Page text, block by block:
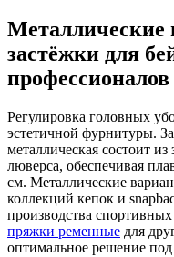
Металлические
застёжки для
профессионалов
Регулировка головных
эстетичной фурнитуры.
металлическая состоит
люверса, обеспечивая
см. Металлические
коллекций кепок и
производства
пряжки ременные для
оптимальное решение под